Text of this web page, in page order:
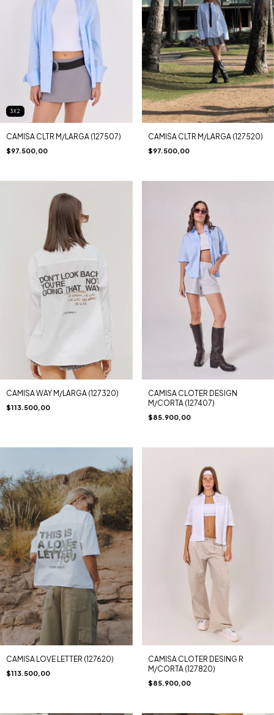
3X2
CAMISA CLTR M/LARGA (127507)
$97.500,00
CAMISA CLTR M/LARGA (127520)
$97.500,00
CAMISA WAY M/LARGA (127320)
$113.500,00
CAMISA CLOTER DESIGN
M/CORTA (127407)
$85.900,00
CAMISA LOVE LETTER (127620)
$113.500,00
CAMISA CLOTER DESING R
M/CORTA (127820)
$85.900,00